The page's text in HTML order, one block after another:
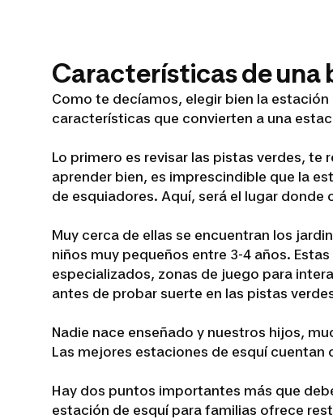
Características de una
Como te decíamos, elegir bien la
características que convierten a una
Lo primero es revisar las pistas verdes,
aprender bien, es imprescindible que la
de esquiadores. Aquí, será el lugar
Muy cerca de ellas se encuentran los
niños muy pequeños entre 3-4 años.
especializados, zonas de juego para
antes de probar suerte en las pistas
Nadie nace enseñado y nuestros hijos,
Las mejores estaciones de esquí
Hay dos puntos importantes más que
estación de esquí para familias ofrece